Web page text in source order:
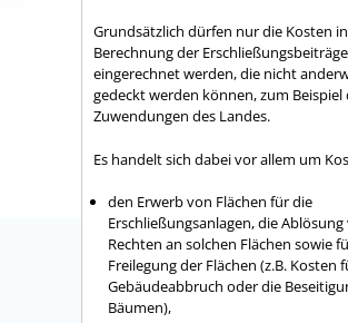
Grundsätzlich dürfen nur die Kosten
Berechnung der
eingerechnet werden, die nicht
gedeckt werden können, zum Beispiel
Zuwendungen des Landes.
Es handelt sich dabei vor allem um
den Erwerb von Flächen für die
Erschließungsanlagen, die Ablösung
Rechten an solchen Flächen sowie
Freilegung der Flächen (z.B. Kosten
Gebäudeabbruch oder die
Bäumen),